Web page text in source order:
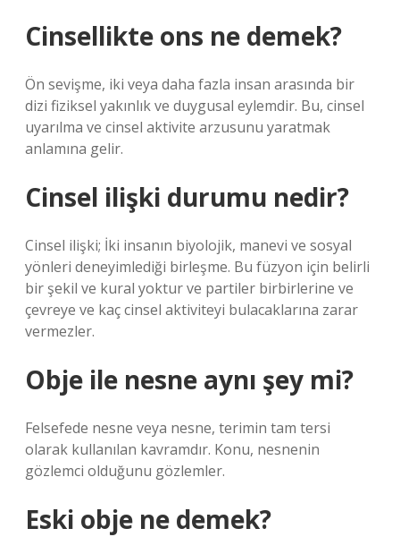
Cinsellikte ons ne demek?
Ön sevişme, iki veya daha fazla insan arasında bir
dizi fiziksel yakınlık ve duygusal eylemdir. Bu, cinsel
uyarılma ve cinsel aktivite arzusunu yaratmak
anlamına gelir.
Cinsel ilişki durumu nedir?
Cinsel ilişki; İki insanın biyolojik, manevi ve sosyal
yönleri deneyimlediği birleşme. Bu füzyon için belirli
bir şekil ve kural yoktur ve partiler birbirlerine ve
çevreye ve kaç cinsel aktiviteyi bulacaklarına zarar
vermezler.
Obje ile nesne aynı şey mi?
Felsefede nesne veya nesne, terimin tam tersi
olarak kullanılan kavramdır. Konu, nesnenin
gözlemci olduğunu gözlemler.
Eski obje ne demek?